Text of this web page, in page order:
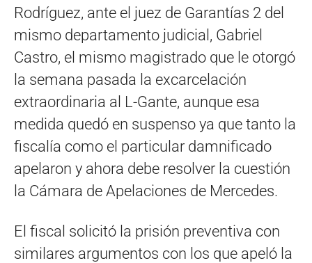
Rodríguez, ante el juez de Garantías 2 del
mismo departamento judicial, Gabriel
Castro, el mismo magistrado que le otorgó
la semana pasada la excarcelación
extraordinaria al L-Gante, aunque esa
medida quedó en suspenso ya que tanto la
fiscalía como el particular damnificado
apelaron y ahora debe resolver la cuestión
la Cámara de Apelaciones de Mercedes.
El fiscal solicitó la prisión preventiva con
similares argumentos con los que apeló la